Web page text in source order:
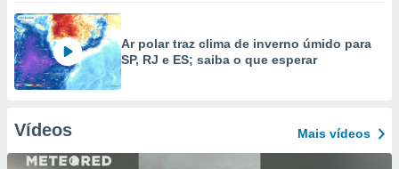
Ar polar traz clima de inverno úmido para
SP, RJ e ES; saiba o que esperar
Vídeos Mais vídeos